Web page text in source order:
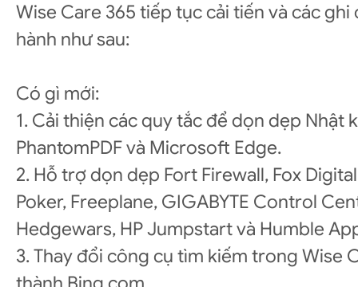
Wise Care 365 tiếp tục cải tiến và các ghi
hành như sau:
Có gì mới:
1. Cải thiện các quy tắc để dọn dẹp Nhật
PhantomPDF và Microsoft Edge.
2. Hỗ trợ dọn dẹp Fort Firewall, Fox
Poker, Freeplane, GIGABYTE Control
Hedgewars, HP Jumpstart và Humble
3. Thay đổi công cụ tìm kiếm trong Wise